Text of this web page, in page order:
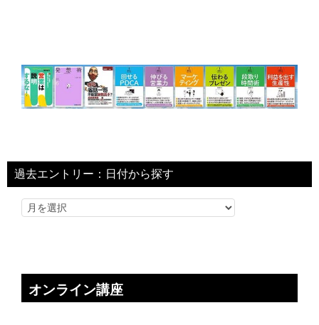
過去エントリー：日付から探す
オンライン講座